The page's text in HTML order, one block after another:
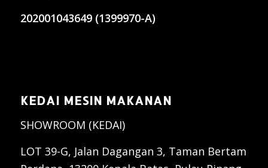
202001043649 (1399970-A)
KEDAI MESIN MAKANAN
SHOWROOM (KEDAI)
LOT 39-G, Jalan Dagangan 3, Taman Bertam